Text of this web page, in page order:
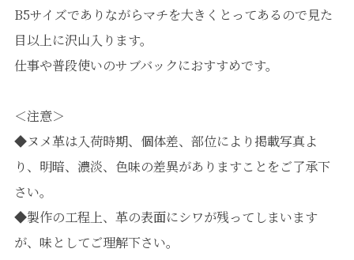
B5サイズでありながらマチを大きくとってあるので見た
目以上に沢山入ります。
仕事や普段使いのサブバックにおすすめです。
＜注意＞
◆ヌメ革は入荷時期、個体差、部位により掲載写真よ
り、明暗、濃淡、色味の差異がありますことをご了承下
さい。
◆製作の工程上、革の表面にシワが残ってしまいます
が、味としてご理解下さい。